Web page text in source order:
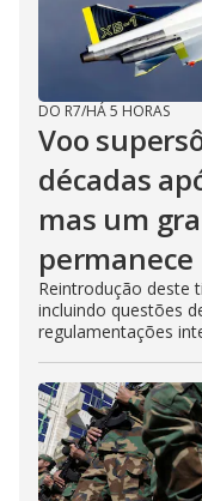
DO R7/HÁ 5 HORAS
Voo
décadas
mas um
permanece
Reintrodução deste
incluindo questões
regulamentações